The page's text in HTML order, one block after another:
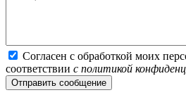
Согласен с обработкой моих
соответствии с политикой